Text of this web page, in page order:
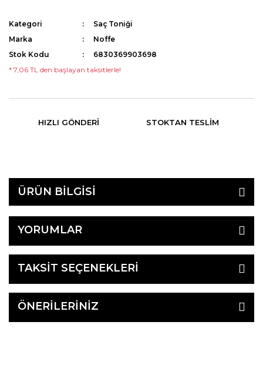
Kategori
Saç Toniği
Marka
Noffe
Stok Kodu
6830369903698
* 7,06 TL den başlayan taksitlerle!
HIZLI GÖNDERI STOKTAN TESLIM
ÜRÜN BİLGİSİ
YORUMLAR
TAKSİT SEÇENEKLERİ
ÖNERİLERİNİZ